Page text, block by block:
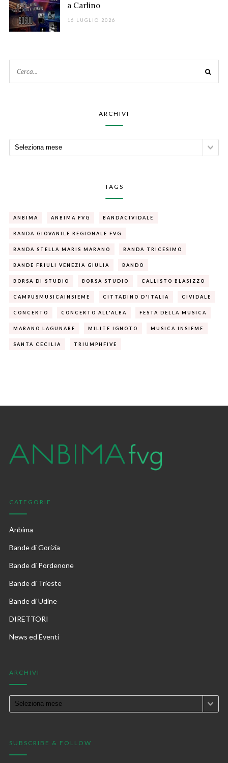
a Carlino
16 LUGLIO 2026
ARCHIVI
TAGS
ANBIMA ANBIMA FVG BANDACIVIDALE
BANDA GIOVANILE REGIONALE FVG
BANDA STELLA MARIS MARANO BANDA TRICESIMO
BANDE FRIULI VENEZIA GIULIA BANDO
BORSA DI STUDIO BORSA STUDIO CALLISTO BLASIZZO
CAMPUSMUSICAINSIEME CITTADINO D'ITALIA CIVIDALE
CONCERTO CONCERTO ALL'ALBA FESTA DELLA MUSICA
MARANO LAGUNARE MILITE IGNOTO MUSICA INSIEME
SANTA CECILIA TRIUMPHFIVE
CATEGORIE
Anbima
Bande di Gorizia
Bande di Pordenone
Bande di Trieste
Bande di Udine
DIRETTORI
News ed Eventi
ARCHIVI
SUBSCRIBE & FOLLOW